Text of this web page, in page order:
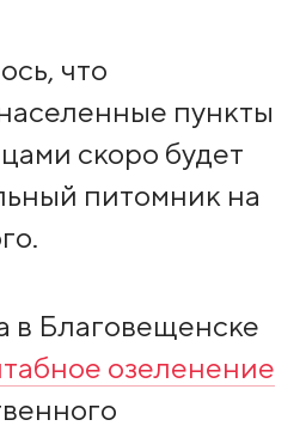
что
пункты
скоро будет
питомник на
в Благовещенске
озеленение